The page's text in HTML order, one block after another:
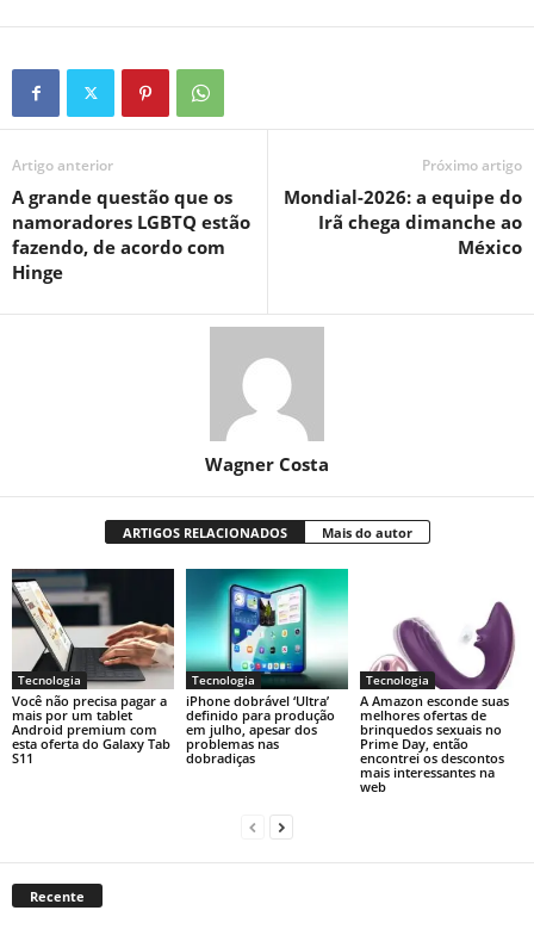
Artigo anterior
A grande questão que os
namoradores LGBTQ estão
fazendo, de acordo com
Hinge
Próximo artigo
Mondial-2026: a equipe do
Irã chega dimanche ao
México
Wagner Costa
ARTIGOS RELACIONADOS Mais do autor
Tecnologia
Você não precisa pagar a
mais por um tablet
Android premium com
esta oferta do Galaxy Tab
S11
Tecnologia
iPhone dobrável ‘Ultra’
definido para produção
em julho, apesar dos
problemas nas
dobradiças
Tecnologia
A Amazon esconde suas
melhores ofertas de
brinquedos sexuais no
Prime Day, então
encontrei os descontos
mais interessantes na
web
Recente